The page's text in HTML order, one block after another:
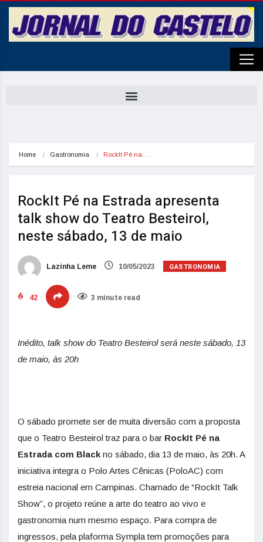
Home Gastronomia RockIt Pé na…
RockIt Pé na Estrada apresenta
talk show do Teatro Besteirol,
neste sábado, 13 de maio
Lazinha Leme 10/05/2023 GASTRONOMIA
42 3 minute read
Inédito, talk show do Teatro Besteirol será neste sábado, 13
de maio, às 20h
O sábado promete ser de muita diversão com a proposta
que o Teatro Besteirol traz para o bar RockIt Pé na
Estrada com Black no sábado, dia 13 de maio, às 20h. A
iniciativa integra o Polo Artes Cênicas (PoloAC) com
estreia nacional em Campinas. Chamado de “RockIt Talk
Show”, o projeto reúne a arte do teatro ao vivo e
gastronomia num mesmo espaço. Para compra de
ingressos, pela plaforma Sympla tem promoções para